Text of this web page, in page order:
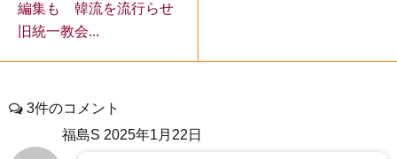
編集も 韓流を流行らせ
旧統一教会...
3件のコメント
福島S 2025年1月22日